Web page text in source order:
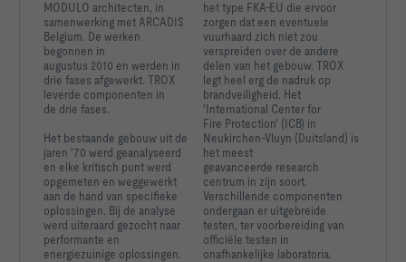
MODULO architecten, in
samenwerking met ARCADIS
Belgium. De werken
begonnen in
augustus 2010 en werden in
drie fases afgewerkt. TROX
leverde componenten in
de drie fases.
Het bestaande gebouw uit de
jaren '70 werd geanalyseerd
en elke kritisch punt werd
opgemeten en weggewerkt
aan de hand van specifieke
oplossingen. Bij de analyse
werd uiteraard gezocht naar
performante en
energiezuinige oplossingen.
het type FKA-EU die ervoor
zorgen dat een eventuele
vuurhaard zich niet zou
verspreiden over de andere
delen van het gebouw. TROX
legt heel erg de nadruk op
brandveiligheid. Het
'International Center for
Fire Protection' (ICB) in
Neukirchen-Vluyn (Duitsland) is
het meest
geavanceerde research
centrum in zijn soort.
Verschillende componenten
ondergaan er uitgebreide
testen, ter voorbereiding van
officiële testen in
onafhankelijke laboratoria.